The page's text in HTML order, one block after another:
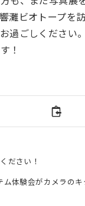
灘ビオトープを
過ごしください
！
ださい！
体験会がカメラのキ